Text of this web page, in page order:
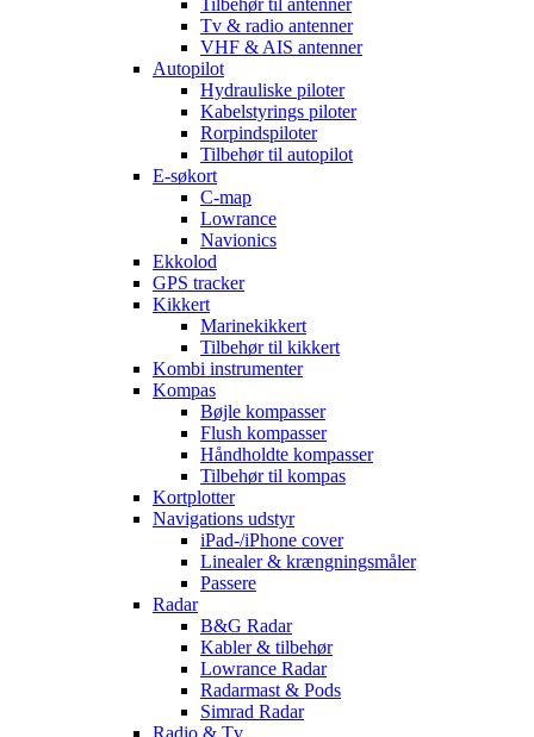
Tilbehør til antenner
Tv & radio antenner
VHF & AIS antenner
Autopilot
Hydrauliske piloter
Kabelstyrings piloter
Rorpindspiloter
Tilbehør til autopilot
E-søkort
C-map
Lowrance
Navionics
Ekkolod
GPS tracker
Kikkert
Marinekikkert
Tilbehør til kikkert
Kombi instrumenter
Kompas
Bøjle kompasser
Flush kompasser
Håndholdte kompasser
Tilbehør til kompas
Kortplotter
Navigations udstyr
iPad-/iPhone cover
Linealer & krængningsmåler
Passere
Radar
B&G Radar
Kabler & tilbehør
Lowrance Radar
Radarmast & Pods
Simrad Radar